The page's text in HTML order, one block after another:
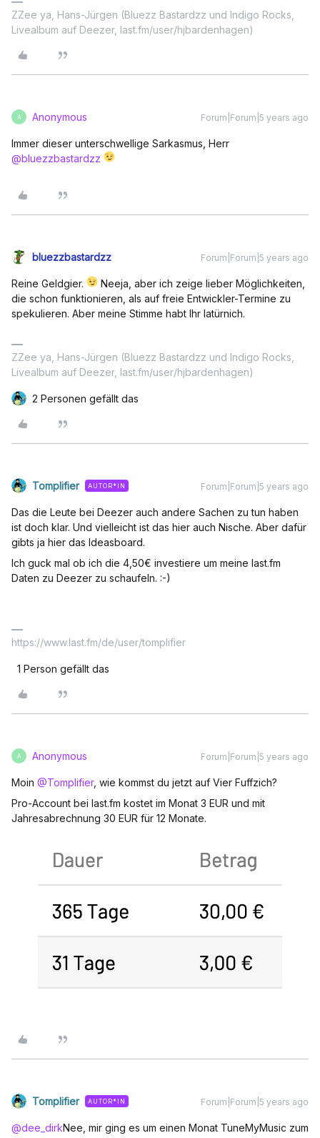
ZZee ya, Hans-Jürgen (Bluezz Bastardzz und Indigo Rocks,
Livealbum auf Deezer, last.fm/user/hjbardenhagen)
A Anonymous Forum|Forum|5 years ago
Immer dieser unterschwellige Sarkasmus, Herr
@bluezzbastardzz
bluezzbastardzz Forum|Forum|5 years ago
Reine Geldgier.
Neeja, aber ich zeige lieber Möglichkeiten,
die schon funktionieren, als auf freie Entwickler-Termine zu
spekulieren. Aber meine Stimme habt Ihr latürnich.
ZZee ya, Hans-Jürgen (Bluezz Bastardzz und Indigo Rocks,
Livealbum auf Deezer, last.fm/user/hjbardenhagen)
2 Personen gefällt das
Tomplifier AUTOR*IN Forum|Forum|5 years ago
Das die Leute bei Deezer auch andere Sachen zu tun haben
ist doch klar. Und vielleicht ist das hier auch Nische. Aber dafür
gibts ja hier das Ideasboard.
Ich guck mal ob ich die 4,50€ investiere um meine last.fm
Daten zu Deezer zu schaufeln. :-)
https://www.last.fm/de/user/tomplifier
1 Person gefällt das
A Anonymous Forum|Forum|5 years ago
Moin @Tomplifier, wie kommst du jetzt auf Vier Fuffzich?
Pro-Account bei last.fm kostet im Monat 3 EUR und mit
Jahresabrechnung 30 EUR für 12 Monate.
Tomplifier AUTOR*IN Forum|Forum|5 years ago
@dee_dirkNee, mir ging es um einen Monat TuneMyMusic zum